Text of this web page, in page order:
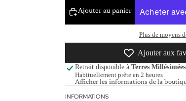
Ajouter au panier
Plus de moyens
Ajouter aux
Retrait disponible à Terres Millésimées
Habituellement prête en 2 heures
Afficher les informations de la
INFORMATIONS